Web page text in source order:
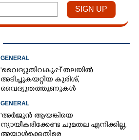
GENERAL
'വൈദ്യുതിവകുപ്പ് തലയിൽ
അടിച്ചുകയറ്റിയ കുരിശ്‌,
വൈദ്യുതത്തൂണുകൾ
വിളിക്കുന്ന കാലമാണിത്'
GENERAL
'അർജുൻ ആയങ്കിയെ
ന്യായീകരിക്കേണ്ട ചുമതല എനിക്കില്ല,
അയാൾക്കെതിരെ